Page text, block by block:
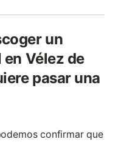
un
Vélez de
pasar una
confirmar que